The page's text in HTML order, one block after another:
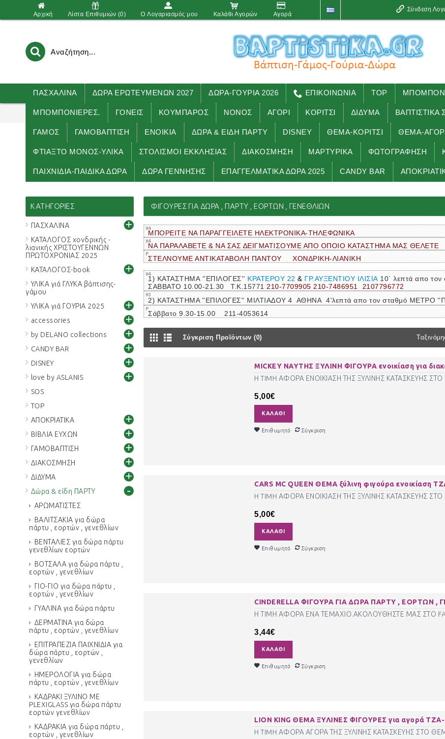
Αρχική Λίστα Επιθυμιών (0) O Λογαριασμός μου Καλάθι Αγορών Αγορά
Σύνδεση
ΠΑΣΧΑΛΙΝΑ ΔΩΡΑ ΕΡΩΤΕΥΜΕΝΩΝ 2027 ΔΩΡΑ-ΓΟΥΡΙΑ 2026 ΕΠΙΚΟΙΝΩΝΙΑ TOP
ΜΠΟΜΠΟΝΙΕΡΕΣ. ΓΟΝΕΙΣ ΚΟΥΜΠΑΡΟΣ ΝΟΝΟΣ ΑΓΟΡΙ ΚΟΡΙΤΣΙ ΔΙΔΥΜΑ ΒΑΠΤΙΣΤΙΚΑ
ΓΑΜΟΣ ΓΑΜΟΒΑΠΤΙΣΗ ΕΝΟΙΚΙΑ ΔΏΡΑ & ΕΊΔΗ ΠΑΡΤΥ DISNEY ΘΕΜΑ-ΚΟΡΙΤΣΙ ΘΕΜΑ-
ΦΤΙΑΞΤΟ ΜΟΝΟΣ-ΥΛΙΚΑ ΣΤΟΛΙΣΜΟΙ ΕΚΚΛΗΣΙΑΣ ΔΙΑΚΟΣΜΗΣΗ ΜΑΡΤΥΡΙΚΑ ΦΩΤΟΓΡΑΦΗΣΗ
ΠΑΙΧΝΙΔΙΑ-ΠΑΙΔΙΚΑ ΔΩΡΑ ΔΩΡΑ ΓΕΝΝΗΣΗΣ ΕΠΑΓΓΕΛΜΑΤΙΚΑ ΔΩΡΑ 2025 CANDY BAR
Αρχική ΦΙΓΟΥΡΕΣ για δώρα , πάρτυ , εορτών ,
ΚΑΤΗΓΟΡΊΕΣ
ΠΑΣΧΑΛΙΝΑ +
ΚΑΤΑΛΟΓΟΣ χονδρικής -
λιανικής ΧΡΙΣΤΟΥΓΕΝΝΩΝ
ΠΡΩΤΟΧΡΟΝΙΑΣ 2025
ΚΑΤΑΛΟΓΟΣ-book
+
ΥΛΙΚΑ γιά ΓΛΥΚΑ βάπτισης-
γάμου
ΥΛΙΚΑ γιά ΓΟΥΡΙΑ 2025
+
accessories +
by DELANO collections +
CANDY BAR +
DISNEY +
love by ASLANIS +
SOS
TOP
ΑΠΟΚΡΙΑΤΙΚΑ
+
ΒΙΒΛΙΑ ΕΥΧΩΝ +
ΓΑΜΟΒΑΠΤΙΣΗ +
ΔΙΑΚΟΣΜΗΣΗ +
ΔΙΔΥΜΑ +
Δώρα & είδη ΠΑΡΤΥ -
ΑΡΩΜΑΤΙΣΤΕΣ
ΒΑΛΙΤΣΑΚΙΑ για δώρα
πάρτυ , εορτών , γενεθλίων
ΒΕΝΤΑΛΙΕΣ για δώρα πάρτυ
γενεθλίων εορτών
ΒΟΤΣΑΛΑ για δώρα πάρτυ ,
εορτών , γενεθλίων
ΓΙΟ-ΓΙΟ για δώρα πάρτυ ,
εορτών , γενεθλίων
ΓΥΑΛΙΝΑ για δώρα πάρτυ
ΔΕΡΜΑΤΙΝΑ για δώρα
πάρτυ , εορτών , γενεθλίων
ΕΠΙΤΡΑΠΕΖΙΑ ΠΑΙΧΝΙΔΙΑ για
δώρα πάρτυ , εορτών ,
γενεθλίων
ΗΜΕΡΟΛΟΓΙΑ για δώρα
πάρτυ , εορτών , γενεθλίων
ΚΑΔΡΑΚΙ ΞΥΛΙΝΟ ΜΕ
PLEXIGLASS για δώρα πάρτυ
εορτών γενεθλίων
ΚΑΔΡΑΚΙΑ για δώρα πάρτυ ,
εορτών , γενεθλίων
ΦΙΓΟΥΡΕΣ ΓΙΑ ΔΏΡΑ , ΠΆΡΤΥ , ΕΟΡΤΏΝ , ΓΕΝΕΘΛΊΩΝ
ΜΠΟΡΕΙΤΕ ΝΑ ΠΑΡΑΓΓΕΙΛΕΤΕ ΗΛΕΚΤΡΟΝΙΚΑ-ΤΗΛΕΦΩΝΙΚΑ
ΝΑ ΠΑΡΑΛΑΒΕΤΕ & ΝΑ ΣΑΣ ΔΕΙΓΜΑΤΙΣΟΥΜΕ ΑΠΟ ΟΠΟΙΟ ΚΑΤΑΣΤΗΜΑ ΜΑΣ ΘΕΛΕΤΕ
ΣΤΕΛΝΟΥΜΕ ΑΝΤΙΚΑΤΑΒΟΛΗ ΠΑΝΤΟΥ ΧΟΝΔΡΙΚΗ-ΛΙΑΝΙΚΗ
1) ΚΑΤΑΣΤΗΜΑ ''ΕΠΙΛΟΓΕΣ'' ΚΡΑΤΕΡΟΥ 22 & ΓΡ.ΑΥΞΕΝΤΙΟΥ ΙΛΙΣΙΑ 10΄ λεπτά απο
ΣΑΒΒΑΤΟ 10.00-21.30 Τ.Κ.15771 210-7709905 210-7486951 2107796772
2) ΚΑΤΑΣΤΗΜΑ ''ΕΠΙΛΟΓΕΣ'' ΜΙΛΤΙΑΔΟΥ 4 ΑΘΗΝΑ 4'λεπτά απο τον σταθμό ΜΕΤΡΟ
Σάββατο 9.30-15.00 211-4053614
Σύγκριση Προϊόντων (0)
MICKEY ΝΑΥΤΗΣ ΞΥΛΙΝΗ ΦΙΓΟΥΡΑ ενοικίαση για
H TIMH ΑΦΟΡΑ ΕΝΟΙΚΙΑΣΗ ΤΗΣ ΞΥΛΙΝΗΣ ΚΑΤΑΣΚΕΥΗΣ
5,00€
ΚΑΛΆΘΙ
Επιθυμητό Σύγκριση
CARS MC QUEEN ΘΕΜΑ ξύλινη φιγούρα ενοικίαση
H TIMH ΑΦΟΡΑ ΕΝΟΙΚΙΑΣΗ ΤΗΣ ΞΥΛΙΝΗΣ ΚΑΤΑΣΚΕΥΗΣ
5,00€
ΚΑΛΆΘΙ
Επιθυμητό Σύγκριση
CINDERELLA ΦΙΓΟΥΡΑ ΓΙΑ ΔΩΡΑ ΠΑΡΤΥ , ΕΟΡΤΩΝ ,
Η ΤΙΜΗ ΑΦΟΡΑ ΕΝΑ ΤΕΜΑΧΙΟ.ΑΚΟΛΟΥΘΗΣΤΕ ΜΑΣ ΣΤΟ
3,44€
ΚΑΛΆΘΙ
Επιθυμητό Σύγκριση
LION KING ΘΕΜΑ ΞΥΛΙΝΕΣ ΦΙΓΟΥΡΕΣ για αγορά ΤΖΑ-
H TIMH ΑΦΟΡΑ ΑΓΟΡΑ ΤΗΣ ΞΥΛΙΝΗΣ ΚΑΤΑΣΚΕΥΗΣ ΣΤΟ